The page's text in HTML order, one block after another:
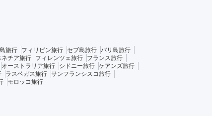
旅行 フィリピン旅行 セブ島旅行 バリ島旅行
ネチア旅行 フィレンツェ旅行
フランス旅行
オーストラリア旅行 シドニー旅行 ケアンズ旅行
ラスベガス旅行 サンフランシスコ旅行
モロッコ旅行